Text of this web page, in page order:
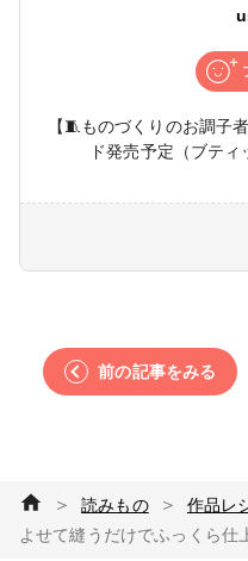
【🧵ものづくりのお調子
ド発売予定（ブティ
前の記事をみる
＞ 読みもの ＞ 作品レ
よせて縫うだけでふっくら仕